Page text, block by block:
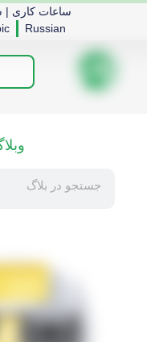
ساعات کاری | شنبه
Russian